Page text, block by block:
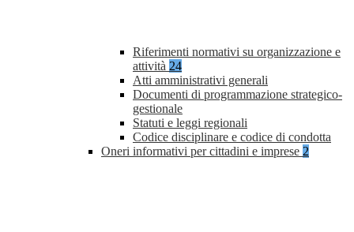
Riferimenti normativi su organizzazione e
attività 24
Atti amministrativi generali
Documenti di programmazione strategico-
gestionale
Statuti e leggi regionali
Codice disciplinare e codice di condotta
Oneri informativi per cittadini e imprese 2